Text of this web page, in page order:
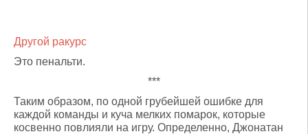
Другой ракурс
Это пенальти.
***
Таким образом, по одной грубейшей ошибке для
каждой команды и куча мелких помарок, которые
косвенно повлияли на игру. Определенно, Джонатан